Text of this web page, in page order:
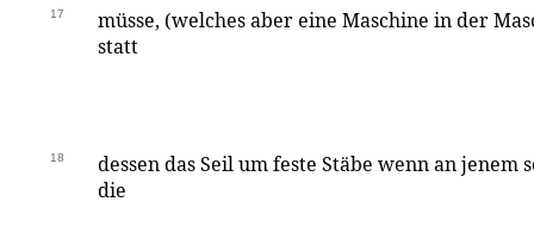
17
müsse, (welches aber eine Maschine in der
statt
18
dessen das Seil um feste Stäbe wenn an jenem
die